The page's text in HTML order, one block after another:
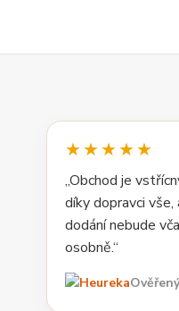
★★★★★
„Obchod je
díky dopravci
dodání nebude
osobně.“